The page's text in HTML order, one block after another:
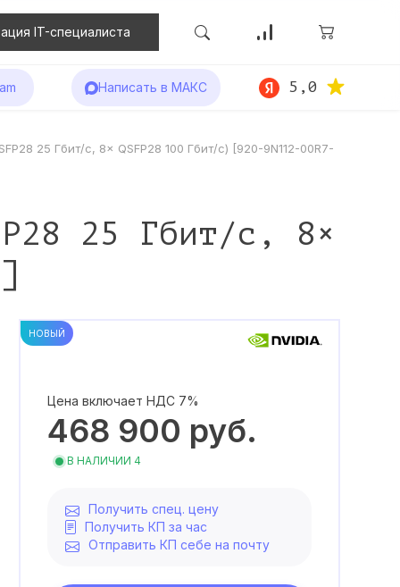
IT-специалиста
Написать в МАКС 5,0
25 Гбит/с, 8× QSFP28 100 Гбит/с) [920-9N112-00R7-
25 Гбит/с, 8×
НОВЫЙ
Цена включает НДС 7%
468 900 руб.
В НАЛИЧИИ 4
Получить спец. цену
Получить КП за час
Отправить КП себе на почту